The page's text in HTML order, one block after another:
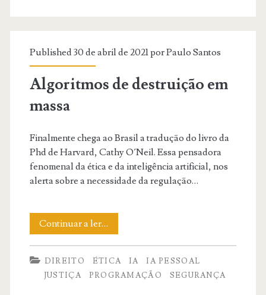
Temporada
artificial
no
Judiciário
Published 30 de abril de 2021 porPaulo Santos
Algoritmos de destruição em
massa
Finalmente chega ao Brasil a tradução do livro da
Phd de Harvard, Cathy O´Neil. Essa pensadora
fenomenal da ética e da inteligência artificial, nos
alerta sobre a necessidade da regulação…
Continuar a ler…
de
destruição
DIREITO ÉTICA IA
IA PESSOAL
JUSTIÇA
PROGRAMAÇÃO SEGURANÇA